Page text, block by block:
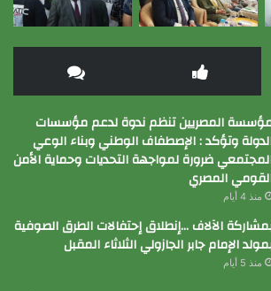
المصريين تنظم ندوة لدعم مؤسسات
وتؤكد : الإصطفاف الوطني وبناء الوعي
ضرورة لمواجهة التحديات وحماية الأمن
المصري
منذ 4 أيام
الآلاف …إنطلاق إحتفالات الطرق الصوفية
الإمام جابر الجازولي الثلاثاء المقبل
منذ 5 أيام